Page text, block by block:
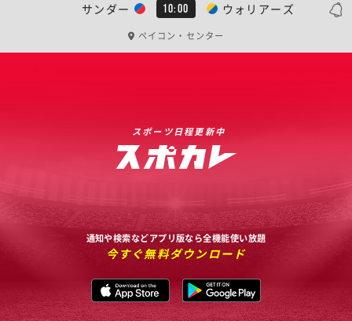
サンダー 10:00 ウォリアーズ
ペイコン・センター
スポーツ日程更新中
通知や検索などアプリ版なら全機能使い放題
今すぐ無料ダウンロード